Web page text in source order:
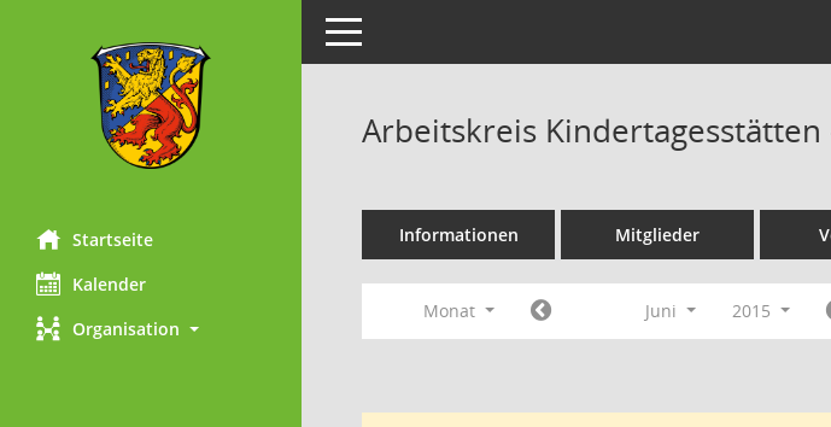
Startseite
Kalender
Organisation
Toggle navigation
Arbeitskreis
Informationen Mitglieder
Monat Juni 2015